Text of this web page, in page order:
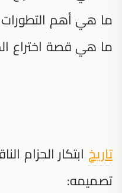
ما هي أهم التطورات
ما هي قصة اختراع
تاريخ ابتكار الحزام
تصميمه: